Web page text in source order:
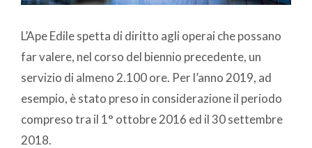
L’Ape Edile spetta di diritto agli operai che possano
far valere, nel corso del biennio precedente, un
servizio di almeno 2.100 ore. Per l’anno 2019, ad
esempio, è stato preso in considerazione il periodo
compreso tra il 1° ottobre 2016 ed il 30 settembre
2018.